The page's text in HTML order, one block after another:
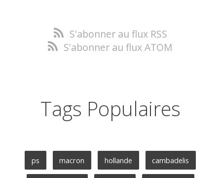
S'abonner au flux RSS
S'abonner au flux ATOM
Tags Populaires
ps macron hollande cambadelis